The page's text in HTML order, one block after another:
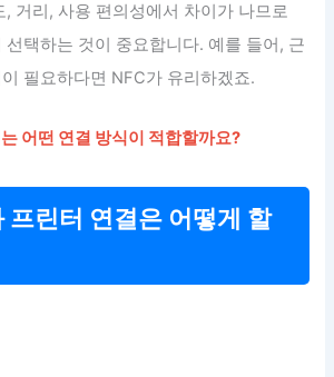
, 거리, 사용 편의성에서 차이가 나므로
선택하는 것이 중요합니다. 예를 들어, 근
필요하다면 NFC가 유리하겠죠.
어떤 연결 방식이 적합할까요?
프린터 연결은 어떻게 할